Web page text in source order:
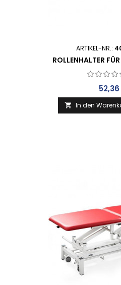
ARTIKEL-NR.:
ROLLENHALTER
Preis
 In den